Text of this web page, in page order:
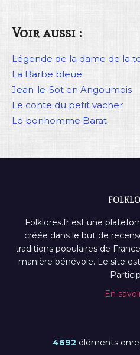
Voir aussi :
Légende de la dame de la
La Barbe bleue
Jean-le-Sot en Angoumois
Le conte du petit vacher
Le bonhomme Barat
Folklores.fr est une
créée dans le but de
traditions populaires de
manière bénévole. Le site
En
4692 éléments